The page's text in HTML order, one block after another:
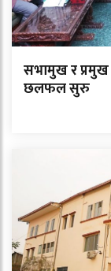
सभामुख र
छलफल सुरु